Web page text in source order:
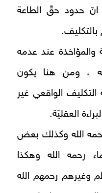
حدود حقّ الطاعة
والمؤاخذة عند عدمه
، ومن هنا يكون
الواقعي غير
العقليّة.
الله وكذلك بعض
رحمه‌ الله وهكذا
وغيرهم رحمهم‌ الله